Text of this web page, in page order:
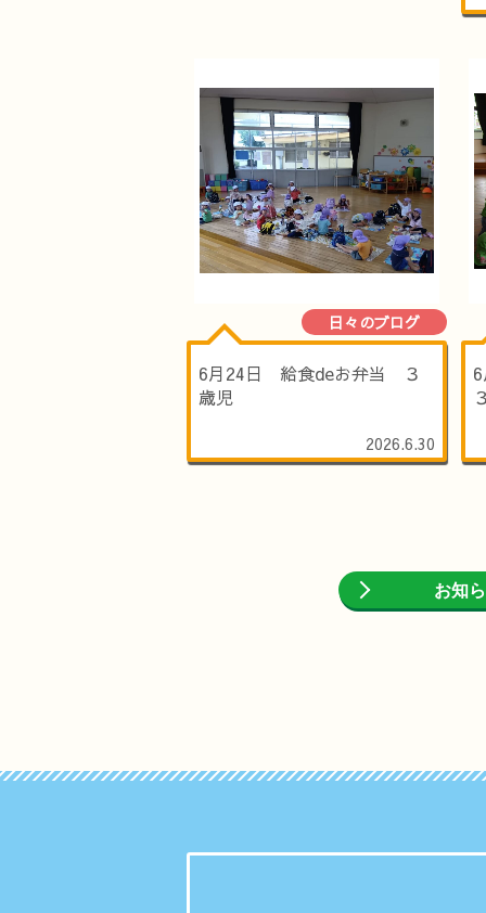
日々のブログ
6月24日 給食deお弁当 ３
歳児
2026.6.30
お知